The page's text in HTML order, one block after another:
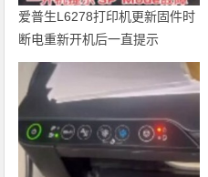
爱普生L6278打印机更新固件时
断电重新开机后一直提示
Recovery Mode故障